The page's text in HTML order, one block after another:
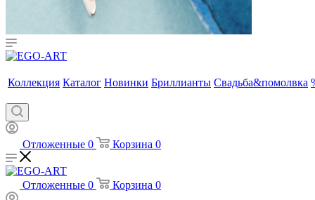
Коллекция Каталог Новинки Бриллианты Свадьба&помолвка
Отложенные 0 Корзина 0
Отложенные 0 Корзина 0